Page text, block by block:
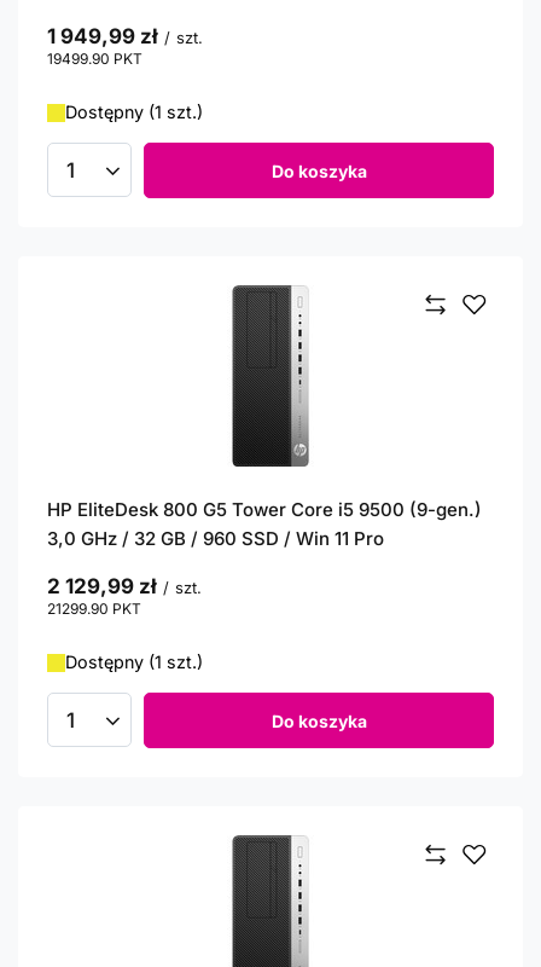
1 949,99 zł / szt.
19499.90 PKT
Dostępny (1 szt.)
Ilość produktów Do koszyka
HP EliteDesk 800 G5 Tower Core i5 9500 (9-gen.)
3,0 GHz / 32 GB / 960 SSD / Win 11 Pro
2 129,99 zł / szt.
21299.90 PKT
Dostępny (1 szt.)
Ilość produktów Do koszyka